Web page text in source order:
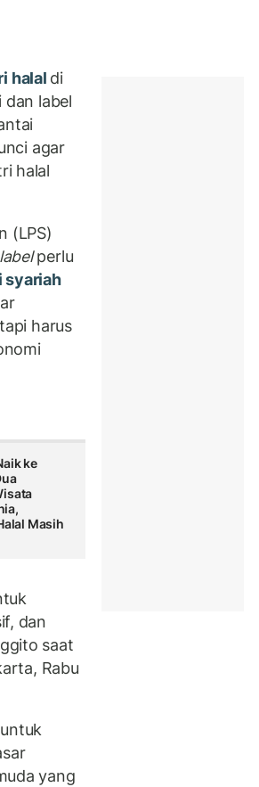
halal di
label
agar
halal
(LPS)
perlu
syariah
harus
ke
Masih
dan
saat
Rabu
yang